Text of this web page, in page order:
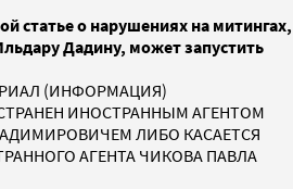
статье о нарушениях на митингах,
Дадину, может запустить
(ИНФОРМАЦИЯ)
ИНОСТРАННЫМ АГЕНТОМ
ЛИБО КАСАЕТСЯ
АГЕНТА ЧИКОВА ПАВЛА